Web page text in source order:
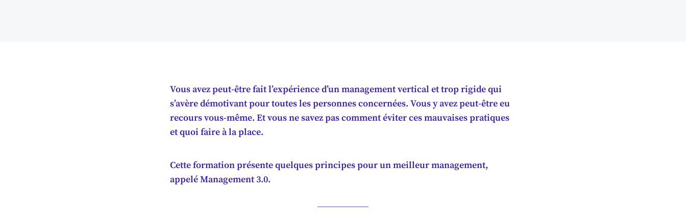
Vous avez peut-être fait l’expérience d’un management vertical et trop rigide qui
s’avère démotivant pour toutes les personnes concernées. Vous y avez peut-être eu
recours vous-même. Et vous ne savez pas comment éviter ces mauvaises pratiques
et quoi faire à la place.
Cette formation présente quelques principes pour un meilleur management,
appelé Management 3.0.